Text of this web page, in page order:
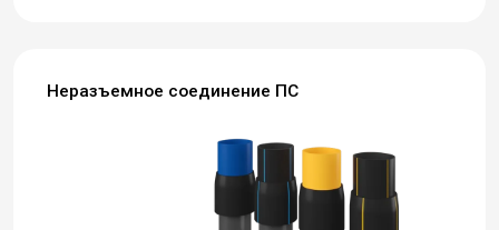
Неразъемное соединение ПС